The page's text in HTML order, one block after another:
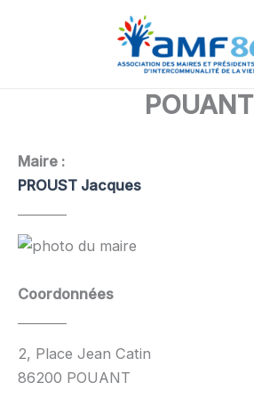
POUANT
Maire :
PROUST Jacques
Coordonnées
2, Place Jean Catin
86200 POUANT